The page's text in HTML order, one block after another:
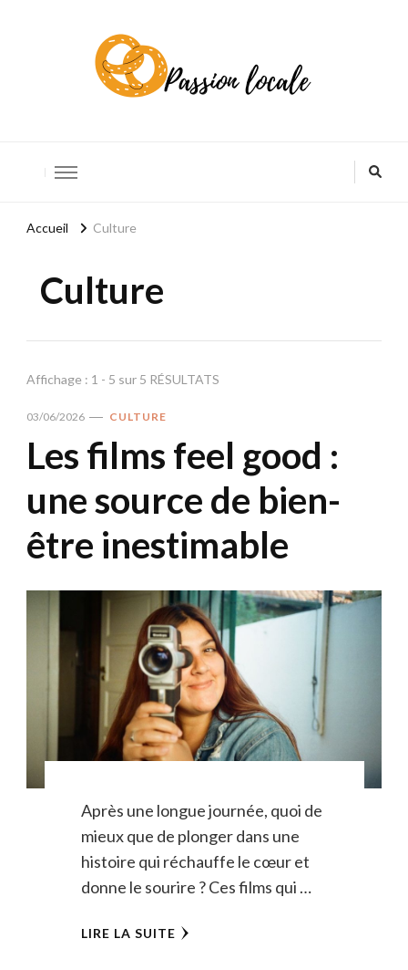
Accueil Culture
Culture
Affichage : 1 - 5 sur 5 RÉSULTATS
03/06/2026 CULTURE
Les films feel good :
une source de bien-
être inestimable
Après une longue journée, quoi de
mieux que de plonger dans une
histoire qui réchauffe le cœur et
donne le sourire ? Ces films qui …
LIRE LA SUITE